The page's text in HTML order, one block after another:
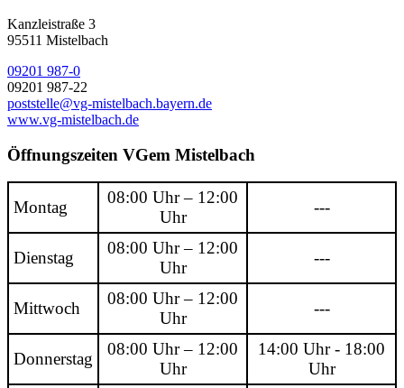
Kanzleistraße 3
95511 Mistelbach
09201 987-0
09201 987-22
poststelle@vg-mistelbach.bayern.de
www.vg-mistelbach.de
Öffnungszeiten VGem Mistelbach
Montag
08:00 Uhr – 12:00
Uhr
---
Dienstag
08:00 Uhr – 12:00
Uhr
---
Mittwoch
08:00 Uhr – 12:00
Uhr
---
Donnerstag
08:00 Uhr – 12:00
Uhr
14:00 Uhr - 18:00
Uhr